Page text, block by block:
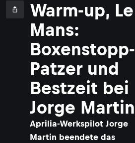
Warm-up, Le
Mans:
Boxenstopp-
Patzer und
Bestzeit bei
Jorge Martin
Aprilia-Werkspilot Jorge
Martin beendete das